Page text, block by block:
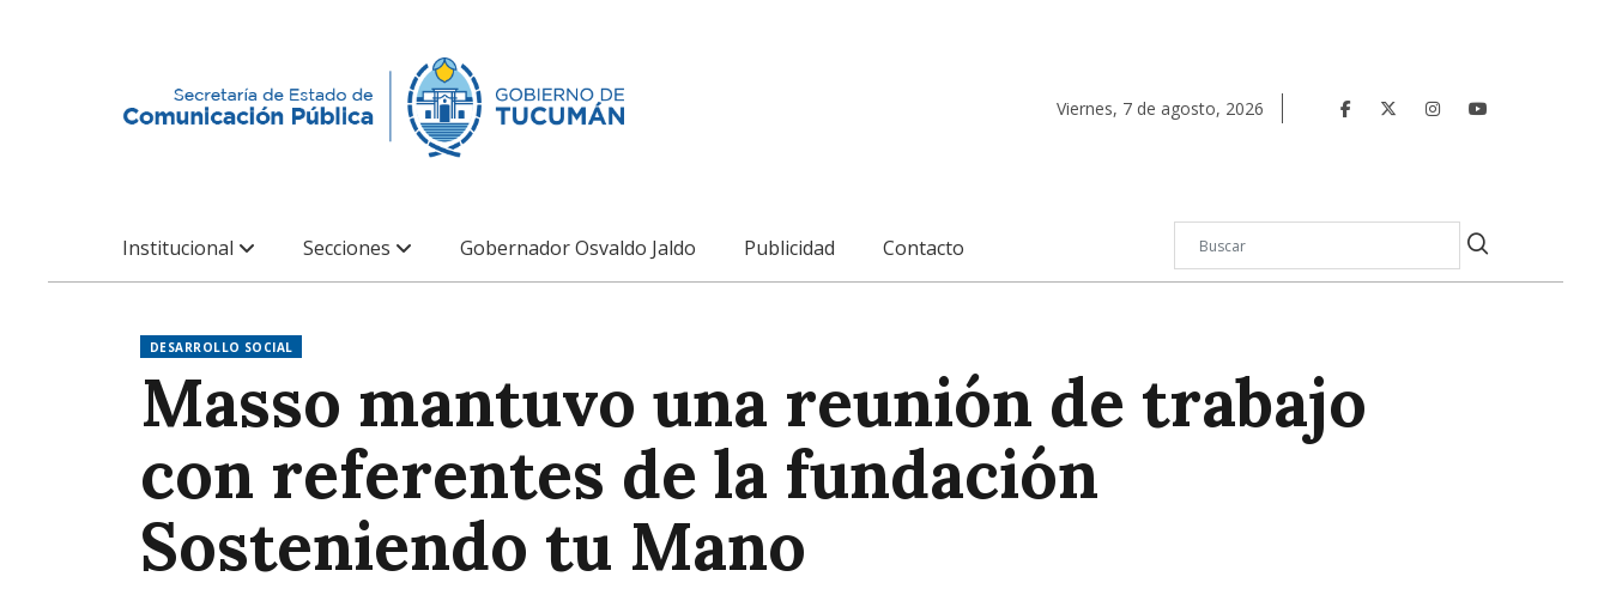
Viernes, 7 de agosto, 2026
Institucional Secciones Gobernador Osvaldo Jaldo Publicidad Contacto
DESARROLLO SOCIAL
Masso mantuvo una reunión de trabajo
con referentes de la fundación
Sosteniendo tu Mano